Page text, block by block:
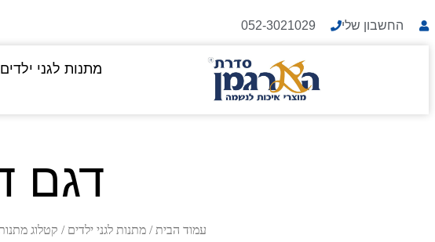
החשבון שלי 052-3021029
מתנות לגני ילדים
דגם
עמוד הבית / מתנות לגני ילדים / קטלוג